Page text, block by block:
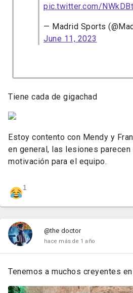
pic.twitter.com/
— Madrid Sports
June 11, 2023
Tiene cada de gigachad
Estoy contento con Mendy y
en general, las lesiones
motivación para el equipo.
1
@the doctor
hace más de 1 año
Tenemos a muchos creyentes